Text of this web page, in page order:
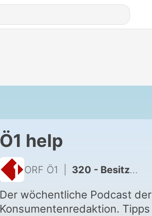
Ö1 help
ORF Ö1 320 - Besitzstörungen: Was die neue Rechtslage wirklich bringt
Der wöchentliche Podcast der
Konsumentenredaktion. Tipps